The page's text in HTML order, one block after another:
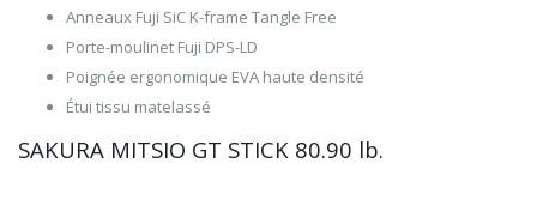
Anneaux Fuji SiC K-frame Tangle Free
Porte-moulinet Fuji DPS-LD
Poignée ergonomique EVA haute densité
Étui tissu matelassé
SAKURA MITSIO GT STICK 80.90 lb.